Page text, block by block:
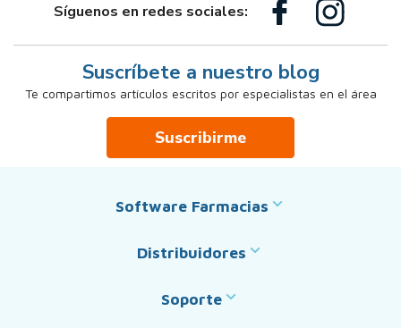
Síguenos en redes sociales:
Suscríbete a nuestro blog
Te compartimos artículos escritos por especialistas en el área
Suscribirme
Software Farmacias
Distribuidores
Soporte